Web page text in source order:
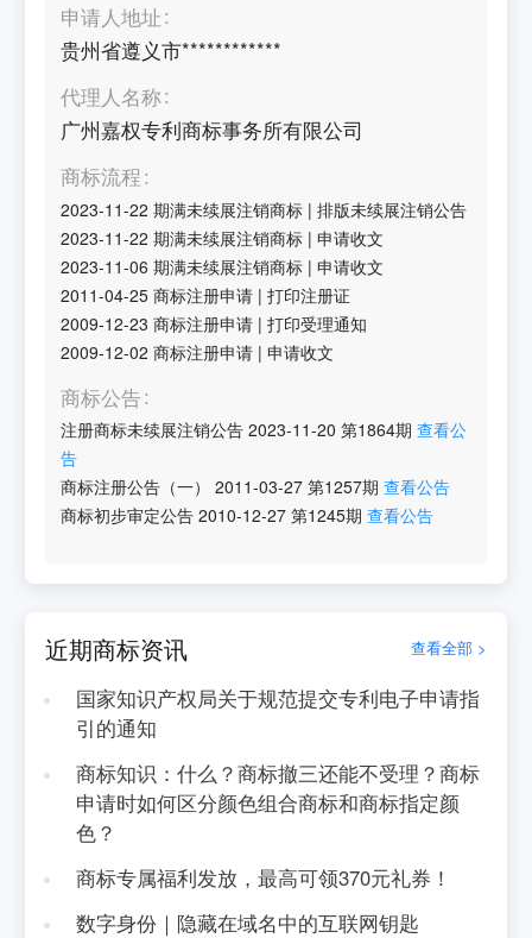
申请人地址
贵州省遵义市************
代理人名称
广州嘉权专利商标事务所有限公司
商标流程
2023-11-22 期满未续展注销商标 |排版未续展注销公告
2023-11-22 期满未续展注销商标 |申请收文
2023-11-06 期满未续展注销商标 |申请收文
2011-04-25 商标注册申请 |打印注册证
2009-12-23 商标注册申请 |打印受理通知
2009-12-02 商标注册申请 |申请收文
商标公告
注册商标未续展注销公告 2023-11-20 第1864期 查看公
告
商标注册公告（一）
2011-03-27 第1257期 查看公告
商标初步审定公告 2010-12-27 第1245期 查看公告
近期商标资讯 查看全部 >
国家知识产权局关于规范提交专利电子申请指
引的通知
商标知识：什么？商标撤三还能不受理？商标
申请时如何区分颜色组合商标和商标指定颜
色？
商标专属福利发放，最高可领370元礼券！
数字身份｜隐藏在域名中的互联网钥匙